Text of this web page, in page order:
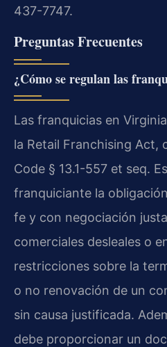
437-7747.
Preguntas Frecuentes
¿Cómo se regulan las
Las franquicias en
la Retail Franchising Act,
Code § 13.1-557 et seq.
franquiciante la
fe y con negociación
comerciales desleales o
restricciones sobre la
o no renovación de un
sin causa justificada.
debe proporcionar un